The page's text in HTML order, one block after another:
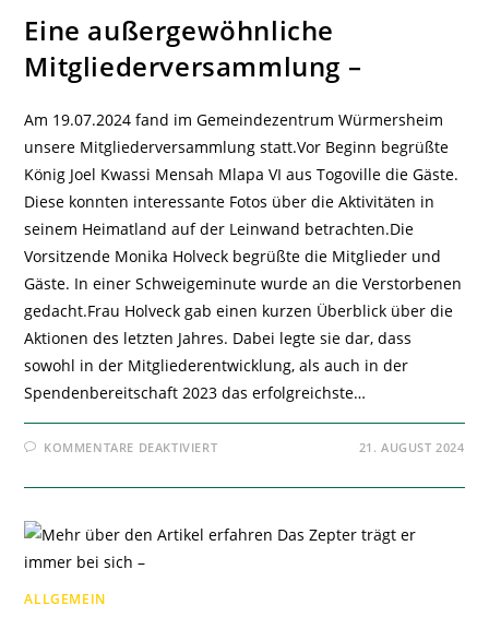
Eine außergewöhnliche
Mitgliederversammlung –
Am 19.07.2024 fand im Gemeindezentrum Würmersheim
unsere Mitgliederversammlung statt.Vor Beginn begrüßte
König Joel Kwassi Mensah Mlapa VI aus Togoville die Gäste.
Diese konnten interessante Fotos über die Aktivitäten in
seinem Heimatland auf der Leinwand betrachten.Die
Vorsitzende Monika Holveck begrüßte die Mitglieder und
Gäste. In einer Schweigeminute wurde an die Verstorbenen
gedacht.Frau Holveck gab einen kurzen Überblick über die
Aktionen des letzten Jahres. Dabei legte sie dar, dass
sowohl in der Mitgliederentwicklung, als auch in der
Spendenbereitschaft 2023 das erfolgreichste…
KOMMENTARE DEAKTIVIERTFÜR
ITGLIEDERVERSAMMLUNG –
21. AUGUST 2024
ALLGEMEIN